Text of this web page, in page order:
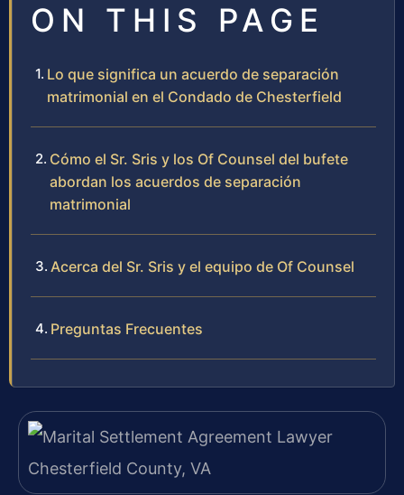
ON THIS PAGE
Lo que significa un acuerdo de separación
matrimonial en el Condado de Chesterfield
Cómo el Sr. Sris y los Of Counsel del bufete
abordan los acuerdos de separación
matrimonial
Acerca del Sr. Sris y el equipo de Of Counsel
Preguntas Frecuentes